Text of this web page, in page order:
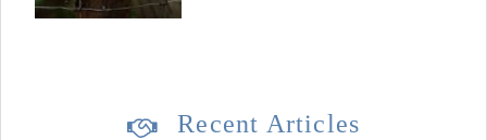
Recent Articles